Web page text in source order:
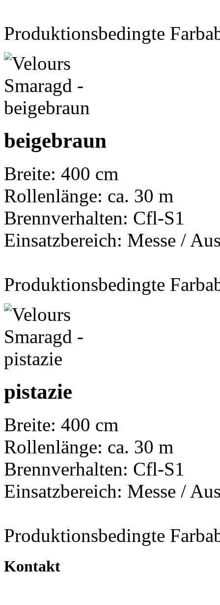
Produktionsbedingte
beigebraun
Breite: 400 cm
Rollenlänge: ca. 30 m
Brennverhalten: Cfl-S1
Einsatzbereich: Messe /
Produktionsbedingte
pistazie
Breite: 400 cm
Rollenlänge: ca. 30 m
Brennverhalten: Cfl-S1
Einsatzbereich: Messe /
Produktionsbedingte
Kontakt